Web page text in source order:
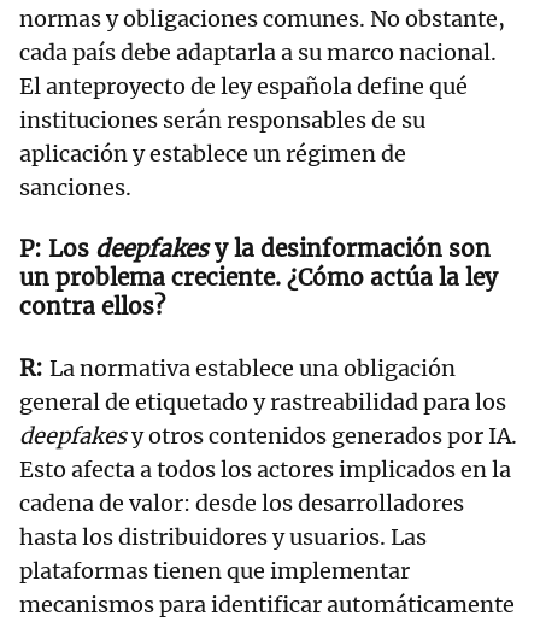
normas y obligaciones comunes. No obstante,
cada país debe adaptarla a su marco nacional.
El anteproyecto de ley española define qué
instituciones serán responsables de su
aplicación y establece un régimen de
sanciones.
Los deepfakesy la desinformación son
un problema creciente. ¿Cómo actúa la ley
contra ellos?
La normativa establece una obligación
general de etiquetado y rastreabilidad para los
deepfakesy otros contenidos generados por IA.
Esto afecta a todos los actores implicados en la
cadena de valor: desde los desarrolladores
hasta los distribuidores y usuarios. Las
plataformas tienen que implementar
mecanismos para identificar automáticamente